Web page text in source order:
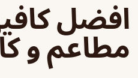
افضل
مطاعم و